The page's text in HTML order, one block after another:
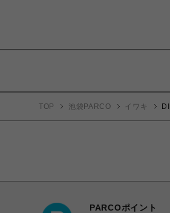
TOP 池袋PARCO イワキ
PARCOポイント